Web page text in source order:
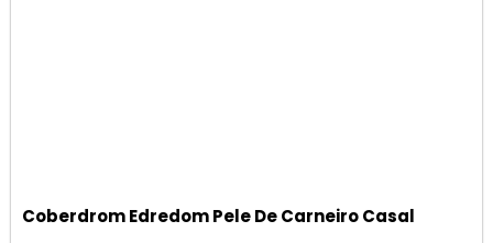
Coberdrom Edredom Pele De Carneiro Casal